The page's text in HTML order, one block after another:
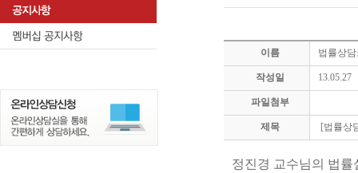
이름 법률상
작성일 13.05.27
파일첨부
제목 [법률상
정진경 교수님의 법